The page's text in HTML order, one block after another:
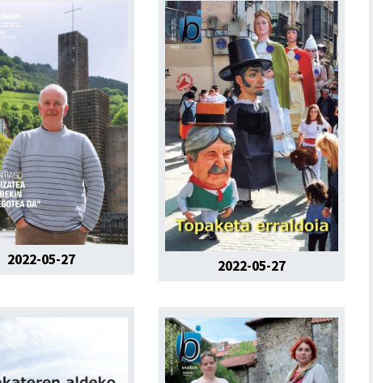
2022-05-27 2022-05-27